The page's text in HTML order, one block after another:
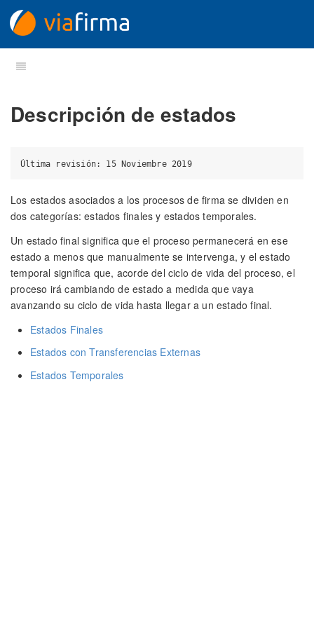
Descripción de estados
Última revisión: 15 Noviembre 2019
Los estados asociados a los procesos de firma se dividen en
dos categorías: estados finales y estados temporales.
Un estado final significa que el proceso permanecerá en ese
estado a menos que manualmente se intervenga, y el estado
temporal significa que, acorde del ciclo de vida del proceso, el
proceso irá cambiando de estado a medida que vaya
avanzando su ciclo de vida hasta llegar a un estado final.
Estados Finales
Estados con Transferencias Externas
Estados Temporales